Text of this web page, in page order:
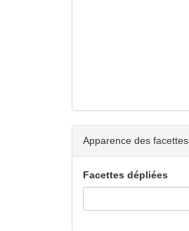
Apparence des facettes
Facettes dépliées